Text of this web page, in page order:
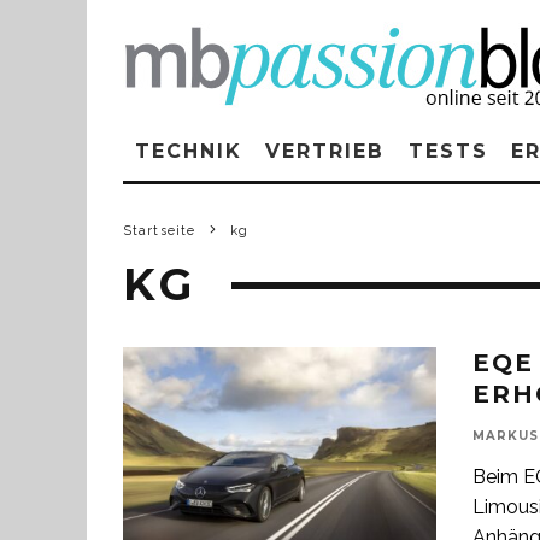
TECHNIK VERTRIEB TESTS
Startseite kg
KG
Beim